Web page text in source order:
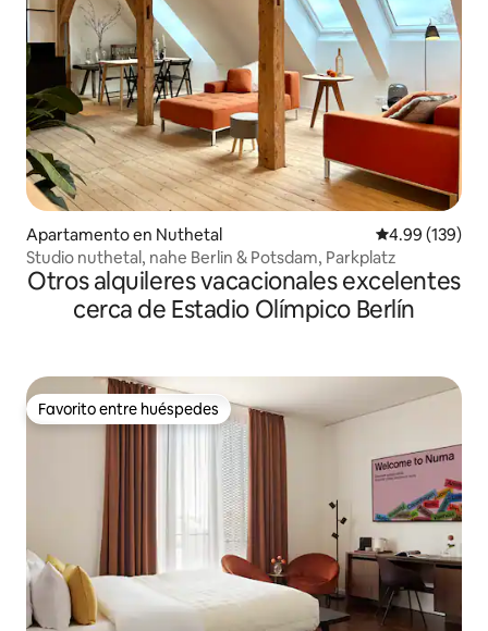
Apartamento en Nuthetal Calificación
4.99 (139)
Studio nuthetal, nahe Berlin & Potsdam, Parkplatz
Otros alquileres vacacionales excelentes
cerca de Estadio Olímpico Berlín
Favorito entre huéspedes
Favorito entre huéspedes